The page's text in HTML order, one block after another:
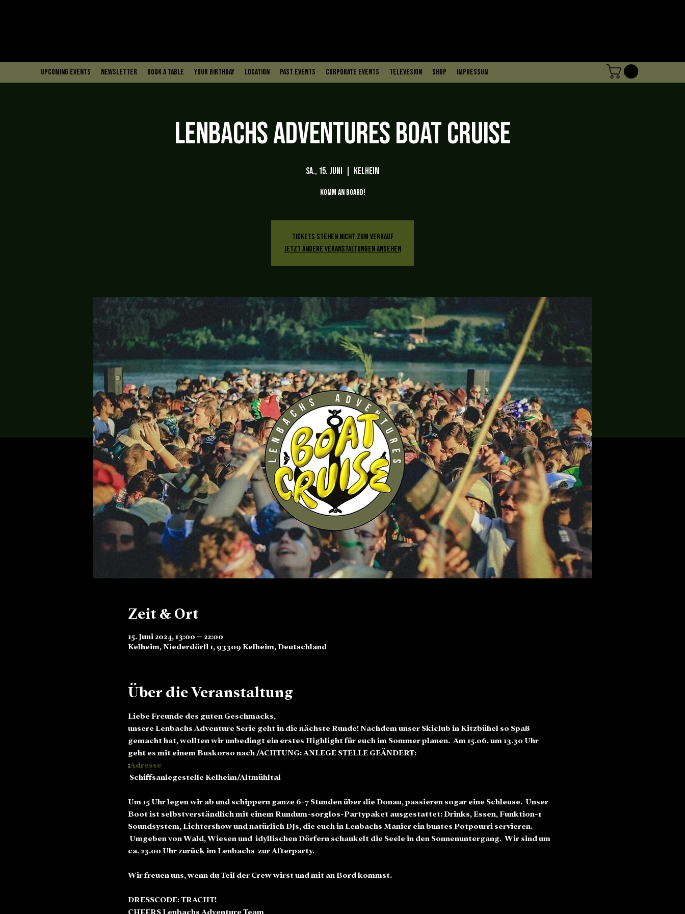
upcoming events Newsletter book a table Your Birthday Location PAST EVENTS Corporate Events Televesion Shop Impressum
Lenbachs Adventures Boat Cruise
Sa., 15. Juni Kelheim
Komm an Board!
Tickets stehen nicht zum Verkauf
Jetzt andere Veranstaltungen ansehen
Zeit & Ort
15. Juni 2024, 13:00 – 22:00
Kelheim, Niederdörfl 1, 93309 Kelheim, Deutschland
Über die Veranstaltung
Liebe Freunde des guten Geschmacks,
unsere Lenbachs Adventure Serie geht in die nächste Runde! Nachdem unser Skiclub in Kitzbühel so Spaß
gemacht hat, wollten wir unbedingt ein erstes Highlight für euch im Sommer planen.  Am 15.06. um 13.30 Uhr
geht es mit einem Buskorso nach /ACHTUNG: ANLEGE STELLE GEÄNDERT:
:Adresse
Um 15 Uhr legen wir ab und schippern ganze 6-7 Stunden über die Donau, passieren sogar eine Schleuse.  Unser
Boot ist selbstverständlich mit einem Rundum-sorglos-Partypaket ausgestattet: Drinks, Essen, Funktion-1
Soundsystem, Lichtershow und natürlich DJs, die euch in Lenbachs Manier ein buntes Potpourri servieren.
Umgeben von Wald, Wiesen und  idyllischen Dörfern schaukelt die Seele in den Sonnenuntergang.  Wir sind um
ca. 23.00 Uhr zurück im Lenbachs  zur Afterparty.
Wir freuen uns, wenn du Teil der Crew wirst und mit an Bord kommst.
​DRESSCODE: TRACHT!
CHEERS Lenbachs Adventure Team